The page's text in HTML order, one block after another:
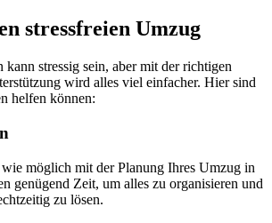
stressfreien Umzug
stressig sein, aber mit der richtigen
wird alles viel einfacher. Hier sind
helfen können:
möglich mit der Planung Ihres Umzug in
genügend Zeit, um alles zu organisieren und
zu lösen.